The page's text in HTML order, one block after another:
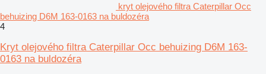
kryt olejového filtra Caterpillar Occ
behuizing D6M 163-0163 na buldozéra
4
Kryt olejového filtra Caterpillar Occ behuizing D6M 163-
0163 na buldozéra